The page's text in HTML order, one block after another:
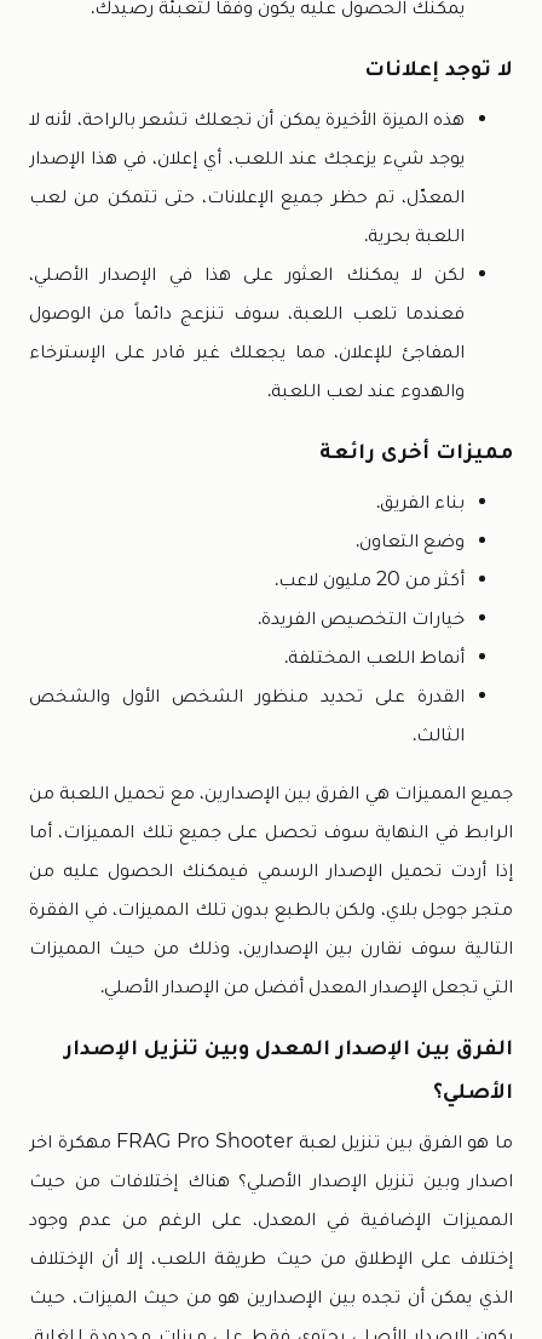
يمكنك الحصول عليه يكون وفقاً لتعبئة رصيدك.
لا توجد إعلانات
هذه الميزة الأخيرة يمكن أن تجعلك تشعر بالراحة، لأنه لا
يوجد شيء يزعجك عند اللعب، أي إعلان، في هذا الإصدار
المعدّل، تم حظر جميع الإعلانات، حتى تتمكن من لعب
اللعبة بحرية.
لكن لا يمكنك العثور على هذا في الإصدار الأصلي،
فعندما تلعب اللعبة، سوف تنزعج دائماً من الوصول
المفاجئ للإعلان، مما يجعلك غير قادر على الإسترخاء
والهدوء عند لعب اللعبة.
مميزات أخرى رائعة
بناء الفريق.
وضع التعاون.
أكثر من 20 مليون لاعب.
خيارات التخصيص الفريدة.
أنماط اللعب المختلفة.
القدرة على تحديد منظور الشخص الأول والشخص
الثالث.
جميع المميزات هي الفرق بين الإصدارين، مع تحميل اللعبة من
الرابط في النهاية سوف تحصل على جميع تلك المميزات، أما
إذا أردت تحميل الإصدار الرسمي فيمكنك الحصول عليه من
متجر جوجل بلاي، ولكن بالطبع بدون تلك المميزات، في الفقرة
التالية سوف نقارن بين الإصدارين، وذلك من حيث المميزات
التي تجعل الإصدار المعدل أفضل من الإصدار الأصلي.
الفرق بين الإصدار المعدل وبين تنزيل الإصدار
الأصلي؟
ما هو الفرق بين تنزيل لعبة FRAG Pro Shooter مهكرة اخر
اصدار وبين تنزيل الإصدار الأصلي؟ هناك إختلافات من حيث
المميزات الإضافية في المعدل، على الرغم من عدم وجود
إختلاف على الإطلاق من حيث طريقة اللعب، إلا أن الإختلاف
الذي يمكن أن تجده بين الإصدارين هو من حيث الميزات، حيث